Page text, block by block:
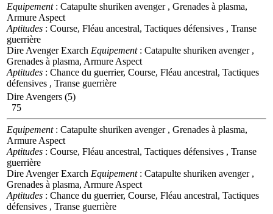
Equipement: Catapulte shuriken avenger , Grenades à plasma,
Armure Aspect
Aptitudes : Course, Fléau ancestral, Tactiques défensives , Transe
guerrière
Dire Avenger Exarch Equipement: Catapulte shuriken avenger ,
Grenades à plasma, Armure Aspect
Aptitudes : Chance du guerrier, Course, Fléau ancestral, Tactiques
défensives , Transe guerrière
Dire Avengers (5)
75
Equipement: Catapulte shuriken avenger , Grenades à plasma,
Armure Aspect
Aptitudes : Course, Fléau ancestral, Tactiques défensives , Transe
guerrière
Dire Avenger Exarch Equipement: Catapulte shuriken avenger ,
Grenades à plasma, Armure Aspect
Aptitudes : Chance du guerrier, Course, Fléau ancestral, Tactiques
défensives , Transe guerrière